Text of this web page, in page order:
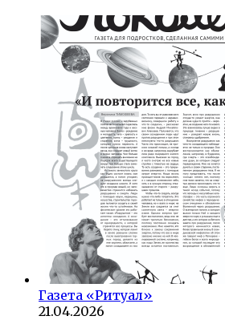
Газета «Ритуал»
21.04.2026